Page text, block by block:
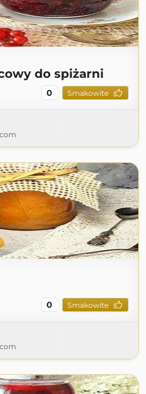
do spiżarni
0 Smakowite
0 Smakowite